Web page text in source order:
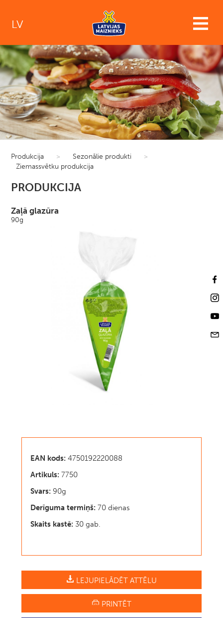
LV
Produkcija > Sezonālie produkti
>
Ziemassvētku produkcija
PRODUKCIJA
Zaļā glazūra
90g
EAN kods: 4750192220088
Artikuls: 7750
Svars: 90g
Derīguma termiņš: 70 dienas
Skaits kastē: 30 gab.
LEJUPIELĀDĒT ATTĒLU
PRINTĒT